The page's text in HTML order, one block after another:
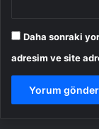
Daha sonraki
adresim ve site